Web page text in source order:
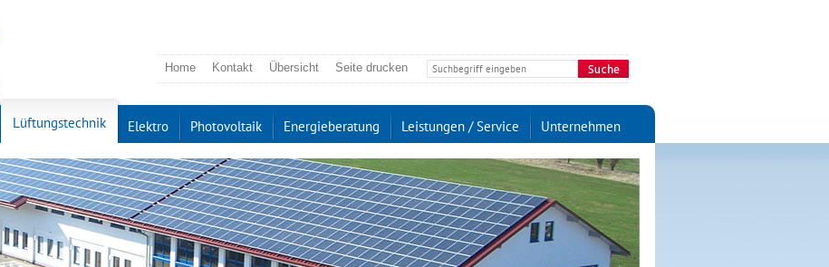
Home Kontakt Übersicht Seite drucken
Lüftungstechnik Elektro Photovoltaik Energieberatung Leistungen / Service Unternehmen